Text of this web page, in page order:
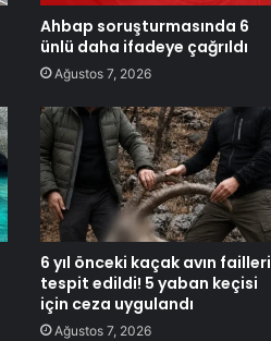
Ahbap soruşturmasında 6
ünlü daha ifadeye çağrıldı
Ağustos 7, 2026
6 yıl önceki kaçak avın failleri
tespit edildi! 5 yaban keçisi
için ceza uygulandı
Ağustos 7, 2026